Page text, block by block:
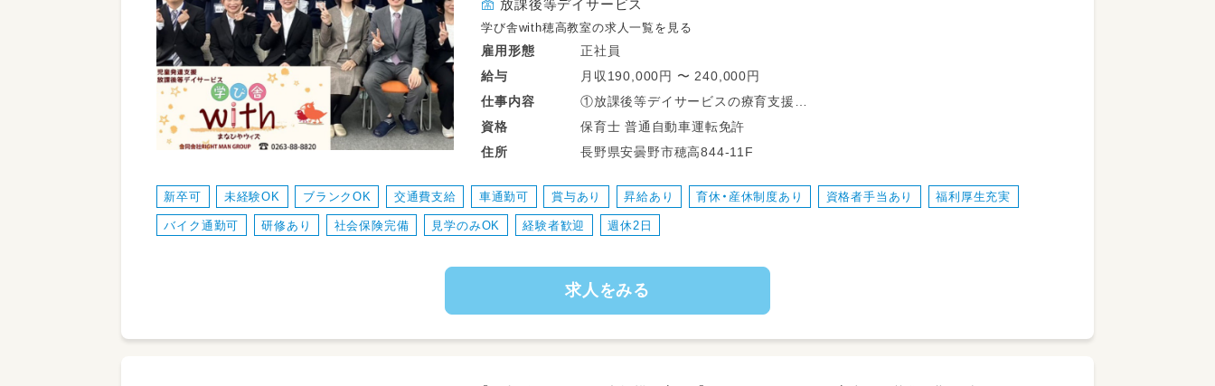
放課後等デイサービス
学び舎with穂高教室の求人一覧を見る
雇用形態
正社員
給与
月収190,000円 〜 240,000円
仕事内容
①放課後等デイサービスの療育支援
子どもの特性に合わせて発達支援を行います。
②保護者対応
③送迎
軽の社用車を使い、送迎に出てもらいます。
資格
保育士 普通自動車運転免許
住所
長野県安曇野市穂高844‐11F
新卒可 未経験OK ブランクOK 交通費支給 車通勤可 賞与あり 昇給あり 育休・産休制度あり 資格者手当あり 福利厚生充実
バイク通勤可 研修あり 社会保険完備 見学のみOK 経験者歓迎 週休2日
求人をみる